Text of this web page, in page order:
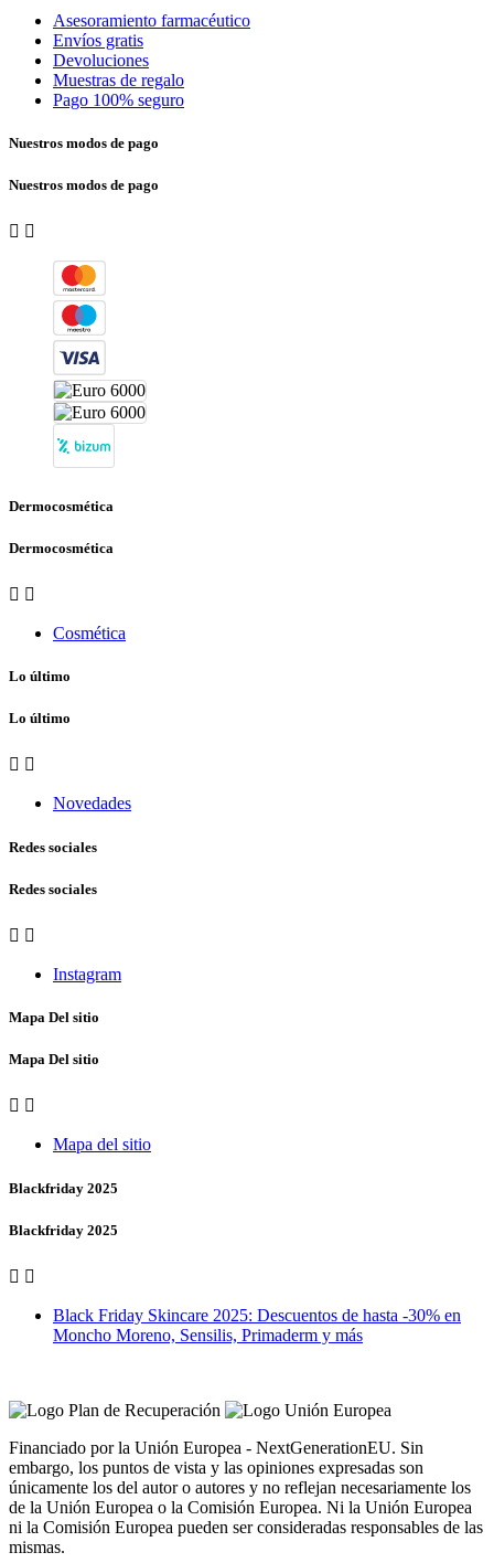
Asesoramiento farmacéutico
Envíos gratis
Devoluciones
Muestras de regalo
Pago 100% seguro
Nuestros modos de pago
Nuestros modos de pago
 
Dermocosmética
Dermocosmética
 
Cosmética
Lo último
Lo último
 
Novedades
Redes sociales
Redes sociales
 
Instagram
Mapa Del sitio
Mapa Del sitio
 
Mapa del sitio
Blackfriday 2025
Blackfriday 2025
 
Black Friday Skincare 2025: Descuentos de hasta -30% en
Moncho Moreno, Sensilis, Primaderm y más
Financiado por la Unión Europea - NextGenerationEU. Sin
embargo, los puntos de vista y las opiniones expresadas son
únicamente los del autor o autores y no reflejan necesariamente los
de la Unión Europea o la Comisión Europea. Ni la Unión Europea
ni la Comisión Europea pueden ser consideradas responsables de las
mismas.